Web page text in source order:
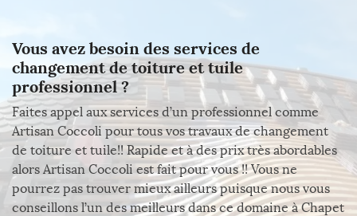
Vous avez besoin des services de
changement de toiture et tuile
professionnel ?
Faites appel aux services d’un professionnel comme
Artisan Coccoli pour tous vos travaux de changement
de toiture et tuile!! Rapide et à des prix très abordables
alors Artisan Coccoli est fait pour vous !! Vous ne
pourrez pas trouver mieux ailleurs puisque nous vous
conseillons l’un des meilleurs dans ce domaine à Chapet